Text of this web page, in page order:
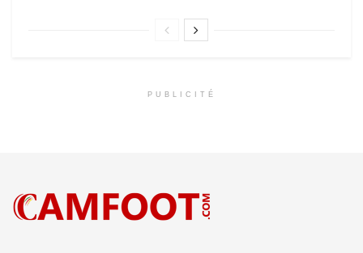
PUBLICITÉ